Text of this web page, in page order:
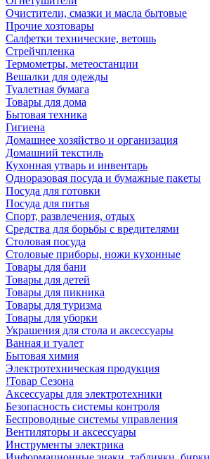
Очистители, смазки и масла бытовые
Прочие хозтовары
Салфетки технические, ветошь
Стрейчпленка
Термометры, метеостанции
Вешалки для одежды
Туалетная бумага
Товары для дома
Бытовая техника
Гигиена
Домашнее хозяйство и организация
Домашний текстиль
Кухонная утварь и инвентарь
Одноразовая посуда и бумажные пакеты
Посуда для готовки
Посуда для питья
Спорт, развлечения, отдых
Средства для борьбы с вредителями
Столовая посуда
Столовые приборы, ножи кухонные
Товары для бани
Товары для детей
Товары для пикника
Товары для туризма
Товары для уборки
Украшения для стола и аксессуары
Ванная и туалет
Бытовая химия
Электротехническая продукция
!Товар Сезона
Аксессуары для электротехники
Безопасность системы контроля
Беспроводные системы управления
Вентиляторы и аксессуары
Инструменты электрика